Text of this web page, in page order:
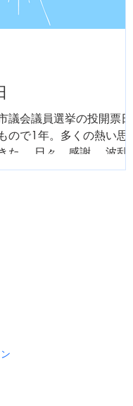
議会議員選挙の投開票日
ので1年。多くの熱い思い
た。 日々、感謝。 波乱万
に前へ」の心で進みま